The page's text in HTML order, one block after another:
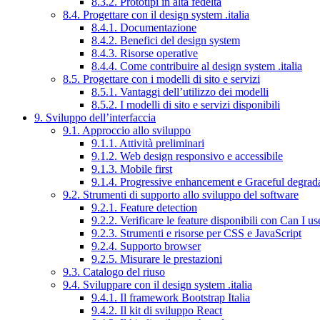
8.4. Progettare con il design system .italia
8.4.1. Documentazione
8.4.2. Benefici del design system
8.4.3. Risorse operative
8.4.4. Come contribuire al design system .italia
8.5. Progettare con i modelli di sito e servizi
8.5.1. Vantaggi dell’utilizzo dei modelli
8.5.2. I modelli di sito e servizi disponibili
9. Sviluppo dell’interfaccia
9.1. Approccio allo sviluppo
9.1.1. Attività preliminari
9.1.2. Web design responsivo e accessibile
9.1.3. Mobile first
9.1.4. Progressive enhancement e Graceful
9.2. Strumenti di supporto allo sviluppo del software
9.2.1. Feature detection
9.2.2. Verificare le feature disponibili con Can I
9.2.3. Strumenti e risorse per CSS e JavaScript
9.2.4. Supporto browser
9.2.5. Misurare le prestazioni
9.3. Catalogo del riuso
9.4. Sviluppare con il design system .italia
9.4.1. Il framework Bootstrap Italia
9.4.2. Il kit di sviluppo React